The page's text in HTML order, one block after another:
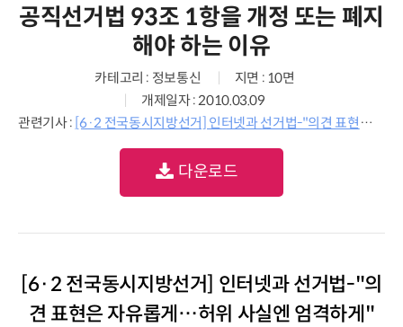
공직선거법 93조 1항을 개정 또는 폐지
해야 하는 이유
카테고리 : 정보통신
지면 : 10면
개제일자 : 2010.03.09
관련기사 : [6·2 전국동시지방선거] 인터넷과 선거법-"의견 표현은 자유롭게…허위 사실엔 엄격하게"
다운로드
[6·2 전국동시지방선거] 인터넷과 선거법-"의
견 표현은 자유롭게…허위 사실엔 엄격하게"